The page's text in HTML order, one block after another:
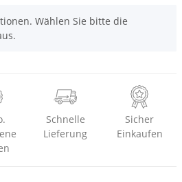
Wählen Sie bitte die
Schnelle
Lieferung
Sicher
Einkaufen